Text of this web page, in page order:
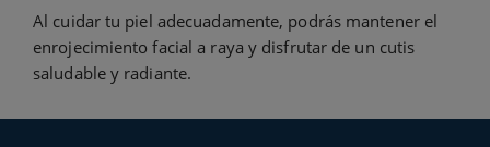
Al cuidar tu piel adecuadamente, podrás mantener el
enrojecimiento facial a raya y disfrutar de un cutis
saludable y radiante.